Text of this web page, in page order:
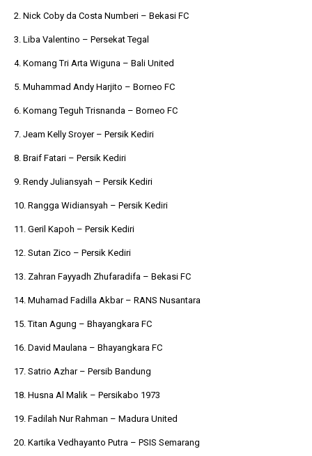
2. Nick Coby da Costa Numberi – Bekasi FC
3. Liba Valentino – Persekat Tegal
4. Komang Tri Arta Wiguna – Bali United
5. Muhammad Andy Harjito – Borneo FC
6. Komang Teguh Trisnanda – Borneo FC
7. Jeam Kelly Sroyer – Persik Kediri
8. Braif Fatari – Persik Kediri
9. Rendy Juliansyah – Persik Kediri
10. Rangga Widiansyah – Persik Kediri
11. Geril Kapoh – Persik Kediri
12. Sutan Zico – Persik Kediri
13. Zahran Fayyadh Zhufaradifa – Bekasi FC
14. Muhamad Fadilla Akbar – RANS Nusantara
15. Titan Agung – Bhayangkara FC
16. David Maulana – Bhayangkara FC
17. Satrio Azhar – Persib Bandung
18. Husna Al Malik – Persikabo 1973
19. Fadilah Nur Rahman – Madura United
20. Kartika Vedhayanto Putra – PSIS Semarang